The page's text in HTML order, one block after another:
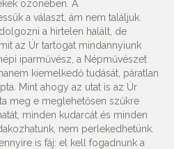
özönében. A
a választ, ám nem találjuk.
a hirtelen halált, de
az Úr tartogat mindannyiunk
iparművész, a Népművészet
kiemelkedő tudását, páratlan
Mint ahogy az utat is az Úr
meg e meglehetősen szűkre
minden kudarcát és minden
nem perlekedhetünk.
is fáj: el kell fogadnunk a